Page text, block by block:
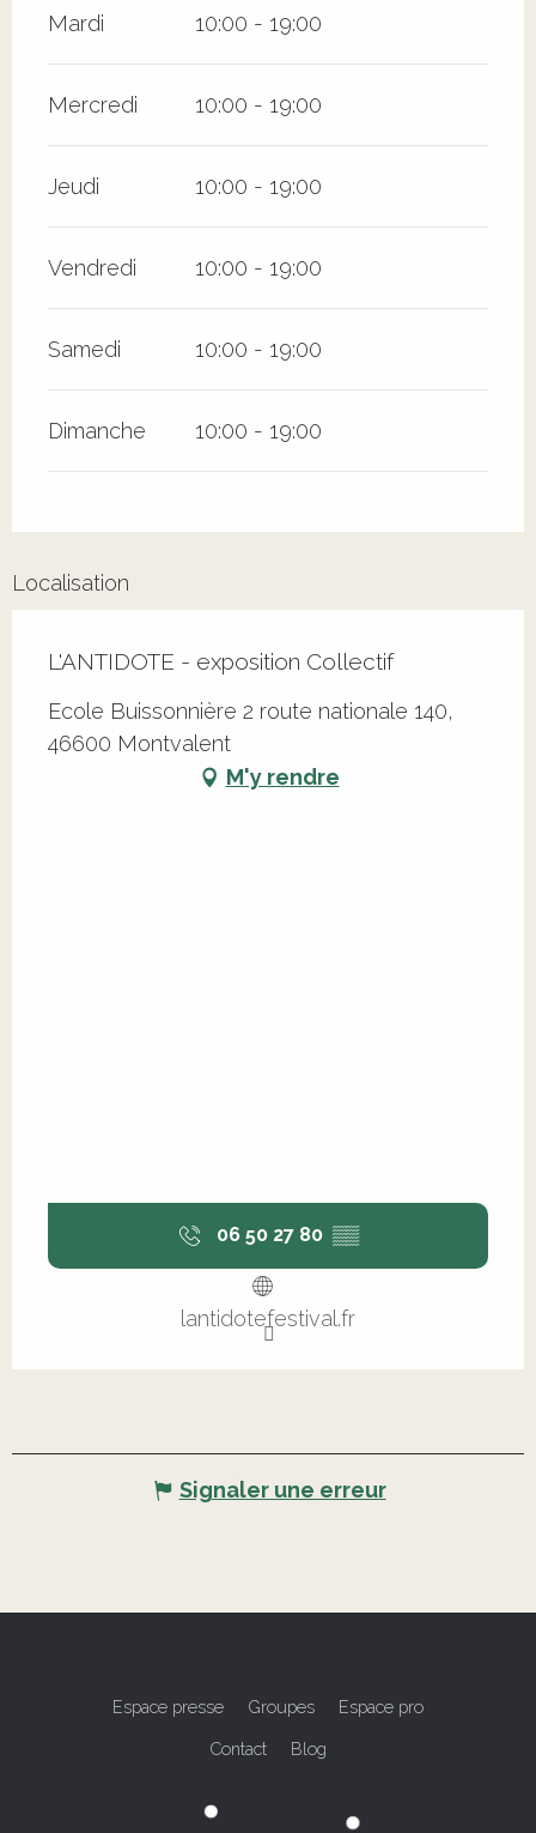
Mardi 10:00 - 19:00
Mercredi 10:00 - 19:00
Jeudi 10:00 - 19:00
Vendredi 10:00 - 19:00
Samedi 10:00 - 19:00
Dimanche 10:00 - 19:00
Localisation
L'ANTIDOTE - exposition Collectif
Ecole Buissonnière 2 route nationale 140,
46600 Montvalent
M'y rendre
06 50 27 80 ▒▒
lantidotefestival.fr
Signaler une erreur
Espace presse Groupes Espace pro
Contact Blog